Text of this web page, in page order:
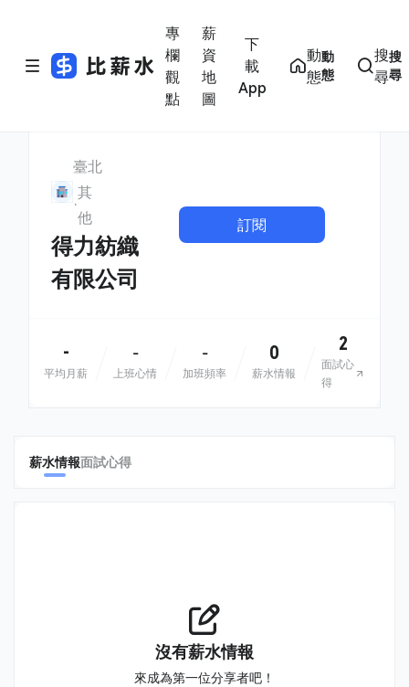
專
欄
觀
點
薪
資
地
圖
下
載
App
動
態
動
態
搜
尋
搜
尋
臺北
其
他
得力紡織
有限公司
訂閱
-
平均月薪
-
上班心情
-
加班頻率
0
薪水情報
2
面試心
得
薪水情報面試心得
沒有薪水情報
來成為第一位分享者吧！